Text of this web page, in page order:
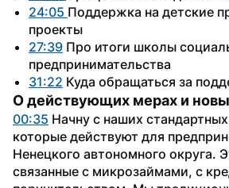
24:05 Поддержка на детские
проекты
27:39 Про итоги школы
предпринимательства
31:22 Куда обращаться за
О действующих мерах и
00:35 Начну с наших
которые действуют для
Ненецкого автономного округа.
связанные с микрозаймами, с